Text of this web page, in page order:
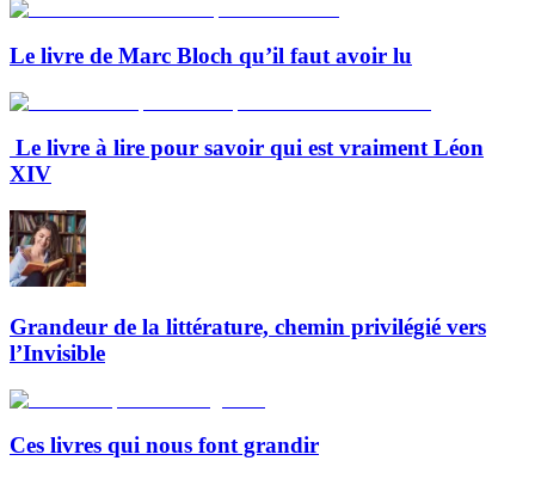
Le livre de Marc Bloch qu’il faut avoir lu
Le livre à lire pour savoir qui est vraiment Léon
XIV
Grandeur de la littérature, chemin privilégié vers
l’Invisible
Ces livres qui nous font grandir